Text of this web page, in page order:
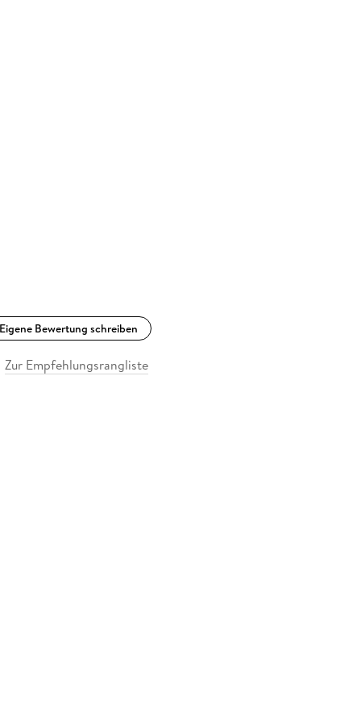
Eigene Bewertung schreiben
Zur Empfehlungsrangliste